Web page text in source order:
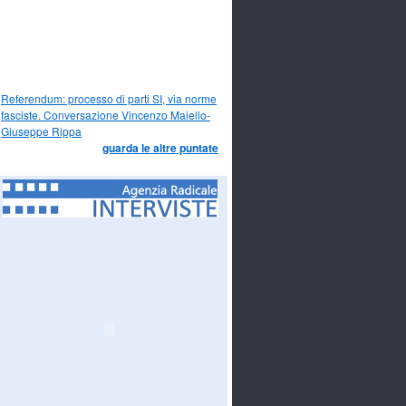
Referendum: processo di parti SI, via norme
fasciste. Conversazione Vincenzo Maiello-
Giuseppe Rippa
guarda le altre puntate